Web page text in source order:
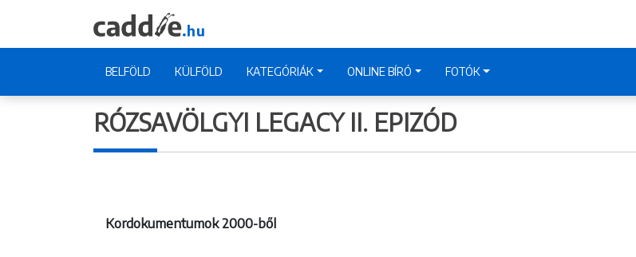
BELFÖLD KÜLFÖLD KATEGÓRIÁK ONLINE BÍRÓ FOTÓK
RÓZSAVÖLGYI LEGACY II. EPIZÓD
Kordokumentumok 2000-ből